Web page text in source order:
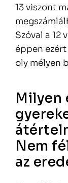
13 viszont
Szóval a 12
éppen
oly mélyen
Milyen
Nem
az